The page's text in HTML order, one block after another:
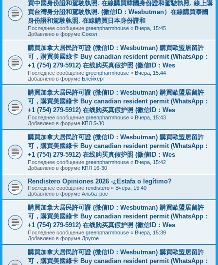
買中國身份證和駕駛執照. 在線購買韓國身份證和駕駛執照. 線上購
買台灣身分證和駕駛執照. (微信ID：Wesbutman）在線購買泰國
身份證和駕駛執照. 在線購買日本身份證和
Последнее сообщение greenpharmhouse « Вчера, 15:45
Добавлено в форуме Сокол
購買加拿大居民許可證 (微信ID：Wesbutman) 購買歐盟居留許
可，購買美國綠卡 Buy canadian resident permit (WhatsApp：
+1 (754) 279-5912) 在线购买真假护照 (微信ID：Wes
Последнее сообщение greenpharmhouse « Вчера, 15:44
Добавлено в форуме Блейхерт
購買加拿大居民許可證 (微信ID：Wesbutman) 購買歐盟居留許
可，購買美國綠卡 Buy canadian resident permit (WhatsApp：
+1 (754) 279-5912) 在线购买真假护照 (微信ID：Wes
Последнее сообщение greenpharmhouse « Вчера, 15:43
Добавлено в форуме КПЛ 5-30
購買加拿大居民許可證 (微信ID：Wesbutman) 購買歐盟居留許
可，購買美國綠卡 Buy canadian resident permit (WhatsApp：
+1 (754) 279-5912) 在线购买真假护照 (微信ID：Wes
Последнее сообщение greenpharmhouse « Вчера, 15:42
Добавлено в форуме КПЛ 16-30
Rendistero Opiniones 2026 -¿Estafa o legítimo?
Последнее сообщение rendistero « Вчера, 15:40
Добавлено в форуме Альбатрос
購買加拿大居民許可證 (微信ID：Wesbutman) 購買歐盟居留許
可，購買美國綠卡 Buy canadian resident permit (WhatsApp：
+1 (754) 279-5912) 在线购买真假护照 (微信ID：Wes
Последнее сообщение greenpharmhouse « Вчера, 15:39
Добавлено в форуме Другое
購買加拿大居民許可證 (微信ID：Wesbutman) 購買歐盟居留許
可，購買美國綠卡 Buy canadian resident permit (WhatsApp：